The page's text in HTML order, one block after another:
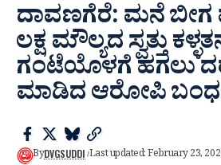
ದಾವಣಗೆರೆ: ಮನೆ ಬೀಗ
ಲಕ್ಷ ಮೌಲ್ಯದ ಸ್ವತ್ತು‌
ಗಂಟೆಯೊಳಗೆ ಹಗಲು
ಮಾಡಿದ ಆರೋಪಿ
ByDVGSUDDI Last updated: February 23,